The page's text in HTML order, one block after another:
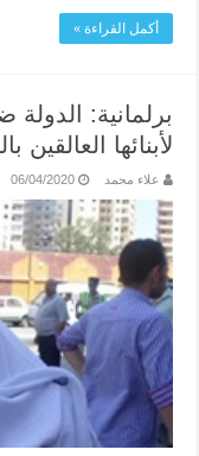
أكمل القراءة »
برلمانية: الدولة
لأبنائها العالقين
علاء محمد 06/04/2020